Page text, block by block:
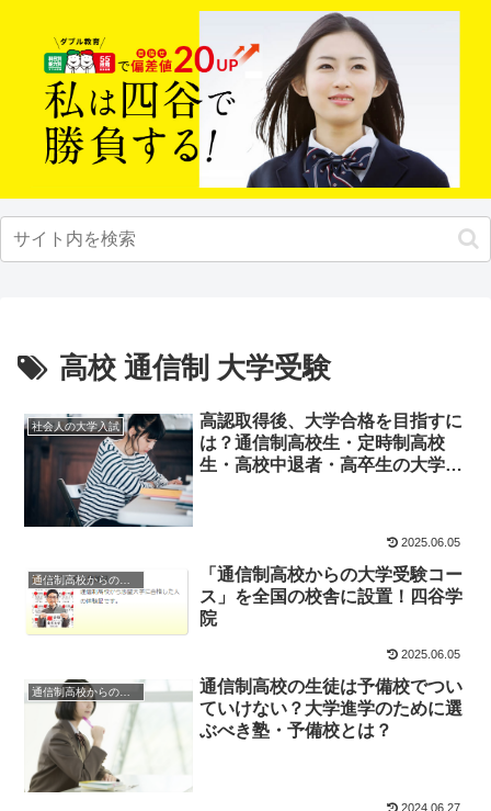
高校 通信制 大学受験
社会人の大学入試
高認取得後、大学合格を目指すに
は？通信制高校生・定時制高校
生・高校中退者・高卒生の大学受
2025.06.05
通信制高校からの大学受験
「通信制高校からの大学受験コー
ス」を全国の校舎に設置！四谷学
院
2025.06.05
通信制高校からの大学受験
通信制高校の生徒は予備校でつい
ていけない？大学進学のために選
ぶべき塾・予備校とは？
2024.06.27